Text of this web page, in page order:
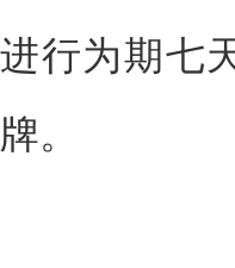
进行为期七
牌。